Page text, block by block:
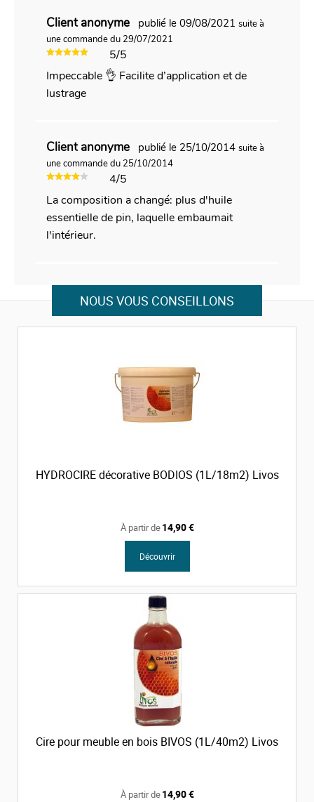
Client anonyme publié le 09/08/2021 suite à
une commande du 29/07/2021
5/5
Impeccable 👌 Facilite d’application et de
lustrage
Client anonyme publié le 25/10/2014 suite à
une commande du 25/10/2014
4/5
La composition a changé: plus d'huile
essentielle de pin, laquelle embaumait
l'intérieur.
NOUS VOUS CONSEILLONS
HYDROCIRE décorative BODIOS (1L/18m2) Livos
À partir de14,90 €
Découvrir
Cire pour meuble en bois BIVOS (1L/40m2) Livos
À partir de14,90 €